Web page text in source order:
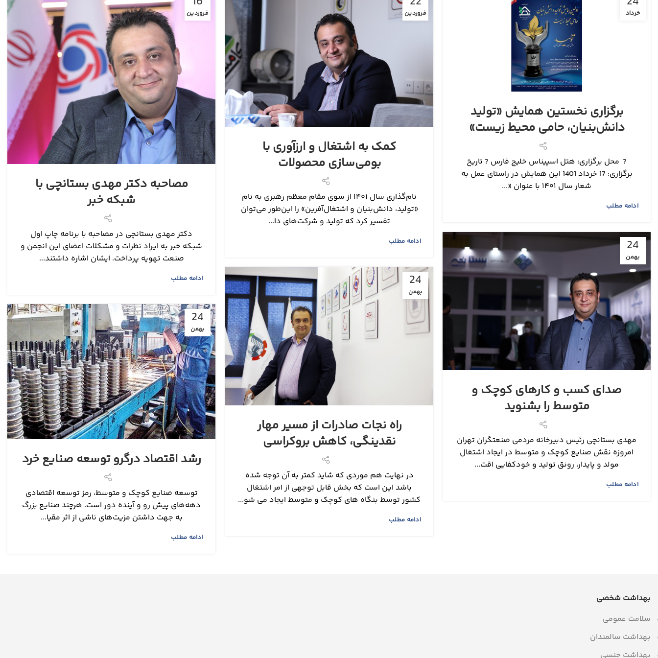
خرداد
برگزاری نخستین همایش «تولید
دانش‌بنیان، حامی محیط زیست»
? محل برگزاری: هتل اسپیناس خلیج فارس ?️ تاریخ
برگزاری: 17 خرداد 1401 این همایش در راستای عمل به
شعار سال ۱۴۰۱ با عنوان «...
ادامه مطلب
فروردین
کمک به اشتغال و ارزآوری با
بومی‌‌سازی محصولات
نام‌گذاری سال ۱۴۰۱ از سوی مقام معظم رهبری به نام
«تولید، دانش‌بنیان و اشتغال‌آفرین» را این‌طور می‌توان
تفسیر کرد که تولید و شرکت‌های دا...
ادامه مطلب
فروردین
مصاحبه دکتر مهدی بستانچی با
شبکه خبر
دکتر مهدی بستانچی در مصاحبه با برنامه چاپ اول
شبکه خبر به ایراد نظرات و مشکلات اعضای این انجمن و
صنعت تهویه پرداخت. ایشان اشاره داشتند...
ادامه مطلب
24
بهمن
صدای کسب و کارهای کوچک و
متوسط را بشنوید
مهدی بستانچی رئیس دبیرخانه مردمی ‌صنعتگران تهران
امروزه نقش صنایع کوچک و متوسط در ایجاد اشتغال
مولد و پایدار، رونق تولید و خودکفایی اقت...
ادامه مطلب
24
بهمن
راه نجات صادرات از مسیر مهار
نقدینگی، کاهش بروکراسی
در نهایت هم موردی که شاید کمتر به آن توجه شده
باشد این است که بخش قابل توجهی از امر اشتغال
کشور توسط بنگاه های کوچک و متوسط ایجاد می شو...
ادامه مطلب
24
بهمن
رشد اقتصاد درگرو توسعه صنایع خرد
توسعه صنایع کوچک و متوسط، رمز توسعه اقتصادی
دهه‌‌‌های پیش رو و آینده دور است. هرچند صنایع بزرگ
به جهت داشتن مزیت‌‌‌های ناشی از اثر مقیا...
ادامه مطلب
بهداشت شخصی
سلامت عمومی
بهداشت سالمندان
بهداشت جنسی